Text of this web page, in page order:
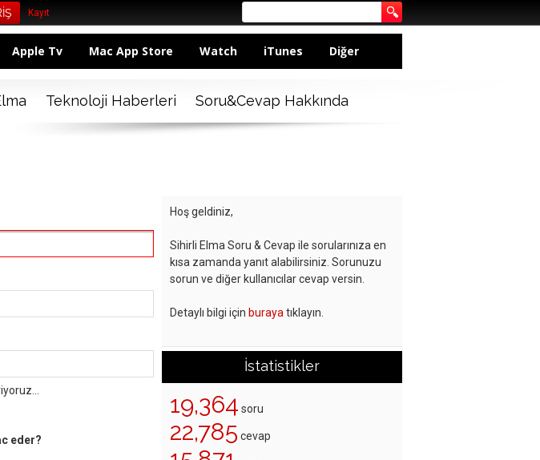
Kayıt
Apple Tv Mac App Store Watch iTunes Diğer
Teknoloji Haberleri Soru&Cevap Hakkında
eder?
Hoş geldiniz,
Sihirli Elma Soru & Cevap ile sorularınıza en
kısa zamanda yanıt alabilirsiniz. Sorunuzu
sorun ve diğer kullanıcılar cevap versin.
Detaylı bilgi için buraya tıklayın.
İstatistikler
19,364 soru
22,785 cevap